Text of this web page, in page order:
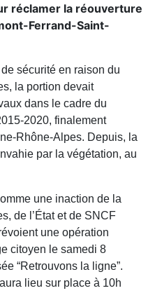
réclamer la réouverture
Ferrand-Saint-
sécurité en raison du
la portion devait
dans le cadre du
2020, finalement
Rhône-Alpes. Depuis, la
par la végétation, au
une inaction de la
de l’État et de SNCF
une opération
citoyen le samedi 8
“Retrouvons la ligne”.
lieu sur place à 10h